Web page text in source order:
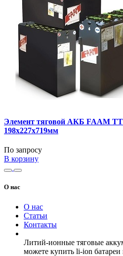
Элемент тяговой АКБ FAAM
198x227x719мм
По запросу
В корзину
О нас
О нас
Статьи
Контакты
Литий-ионные тяговые
можете купить li-ion батареи